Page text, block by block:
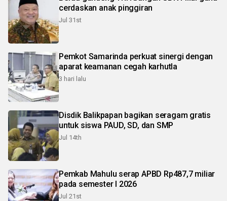
cerdaskan anak pinggiran
Jul 31st
Pemkot Samarinda perkuat sinergi dengan
aparat keamanan cegah karhutla
3 hari lalu
Disdik Balikpapan bagikan seragam gratis
untuk siswa PAUD, SD, dan SMP
Jul 14th
Pemkab Mahulu serap APBD Rp487,7 miliar
pada semester I 2026
Jul 21st